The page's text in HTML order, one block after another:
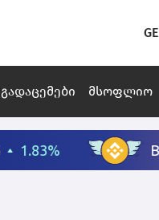
GE
გადაცემები მსოფლიო